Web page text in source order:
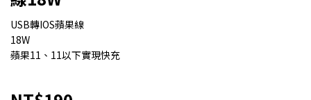
USB轉IOS蘋果線
18W
蘋果11、11以下實現快充